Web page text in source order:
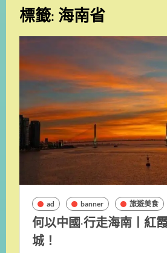
名
單
標籤:海南省
ad banner 旅遊美食
何以中國·行走海南丨紅
城！